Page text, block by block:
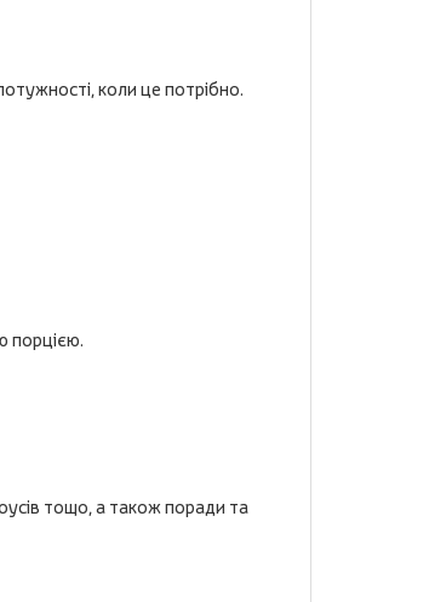
коли це потрібно.
порцією.
тощо, а також поради та